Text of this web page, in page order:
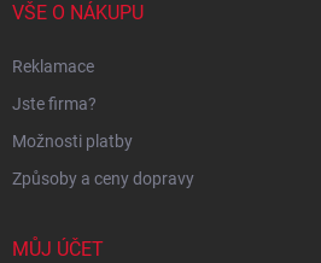
VŠE O NÁKUPU
Reklamace
Jste firma?
Možnosti platby
Způsoby a ceny dopravy
MŮJ ÚČET